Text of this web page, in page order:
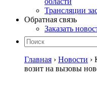
Трансляции
Обратная связь
Заказать
Главная › Новости ›
возит на вызовы